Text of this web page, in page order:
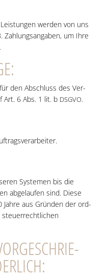
wer­den von uns
Zah­lungs­an­ga­ben, um Ihre
den Abschluss des Ver­
Art. 6 Abs. 1 lit. b DSGVO.
Sys­te­men bis die
abge­lau­fen sind. Die­se
Jah­re aus Grün­den der ord­
steu­er­recht­li­chen